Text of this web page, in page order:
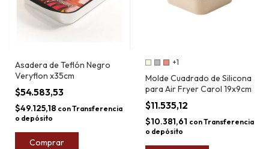
Asadera de Teflón Negro
Veryflon x35cm
$54.583,53
$49.125,18 conTransferencia
o depósito
Comprar
+1
Molde Cuadrado de Silicona
para Air Fryer Carol 19x9cm
$11.535,12
$10.381,61 conTransferencia
o depósito